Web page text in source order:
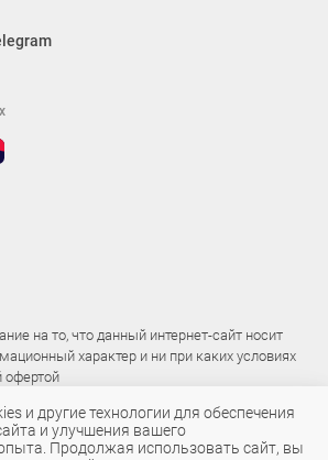
на то, что данный интернет-сайт носит
характер и ни при каких условиях
офертой
и другие технологии для обеспечения
и улучшения вашего
Продолжая использовать сайт, вы